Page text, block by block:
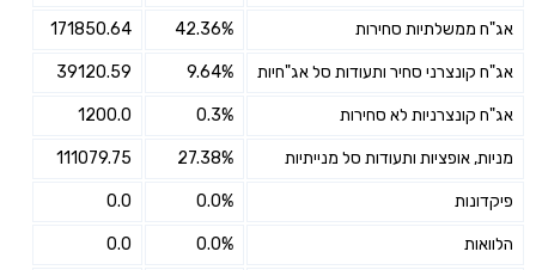
אג"ח ממשלתיות סחירות 42.36%
171850.64
אג"ח קונצרני סחיר ותעודות סל אג"חיות 9.64%
39120.59
אג"ח קונצרניות לא סחירות 0.3%
1200.0
מניות, אופציות ותעודות סל מנייתיות 27.38%
111079.75
פיקדונות 0.0%
0.0
הלוואות 0.0%
0.0